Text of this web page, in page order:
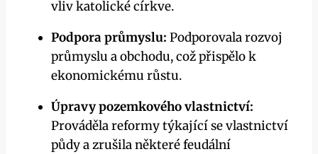
vliv katolické církve.
Podpora průmyslu: Podporovala rozvoj
průmyslu a obchodu, což přispělo k
ekonomickému růstu.
Úpravy pozemkového vlastnictví:
Prováděla reformy týkající se vlastnictví
půdy a zrušila některé feudální